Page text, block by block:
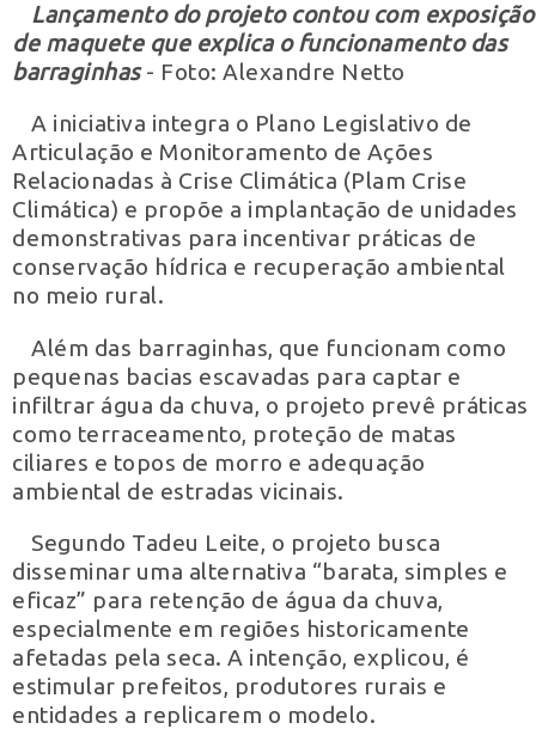
Lançamento do projeto contou com exposição
de maquete que explica o funcionamento das
barraginhas- Foto: Alexandre Netto
A iniciativa integra o Plano Legislativo de
Articulação e Monitoramento de Ações
Relacionadas à Crise Climática (Plam Crise
Climática) e propõe a implantação de unidades
demonstrativas para incentivar práticas de
conservação hídrica e recuperação ambiental
no meio rural.
Além das barraginhas, que funcionam como
pequenas bacias escavadas para captar e
infiltrar água da chuva, o projeto prevê práticas
como terraceamento, proteção de matas
ciliares e topos de morro e adequação
ambiental de estradas vicinais.
Segundo Tadeu Leite, o projeto busca
disseminar uma alternativa “barata, simples e
eficaz” para retenção de água da chuva,
especialmente em regiões historicamente
afetadas pela seca. A intenção, explicou, é
estimular prefeitos, produtores rurais e
entidades a replicarem o modelo.